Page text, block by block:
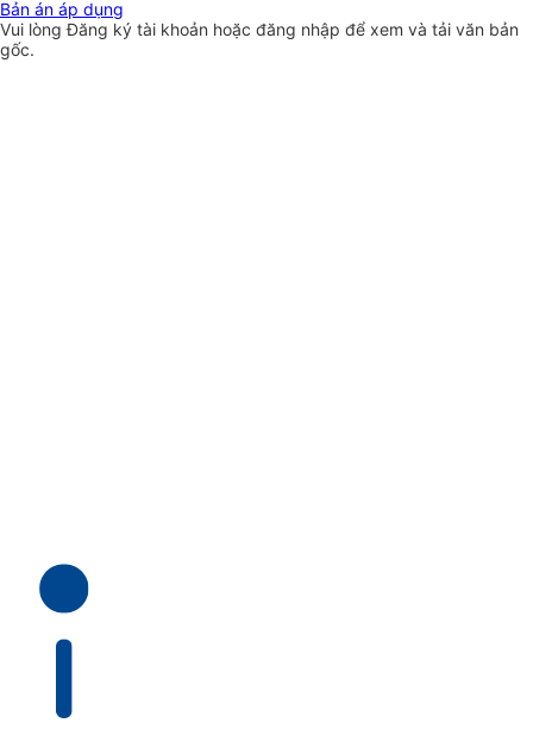
Bản án áp dụng
Vui lòngĐăng ký tài khoản hoặc đăng nhập để xem và tải văn bản
gốc.